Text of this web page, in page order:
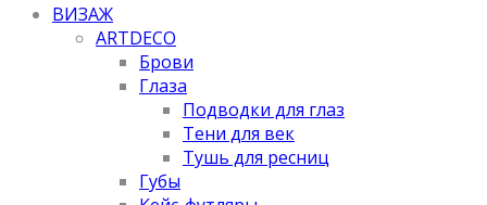
ВИЗАЖ
ARTDECO
Брови
Глаза
Подводки для глаз
Тени для век
Тушь для ресниц
Губы